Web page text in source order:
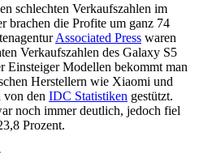
schlechten Verkaufszahlen im
brachen die Profite um ganz 74
Associated Press waren
Verkaufszahlen des Galaxy S5
Einsteiger Modellen bekommt man
Herstellern wie Xiaomi und
von den IDC Statistiken gestützt.
noch immer deutlich, jedoch fiel
Prozent.